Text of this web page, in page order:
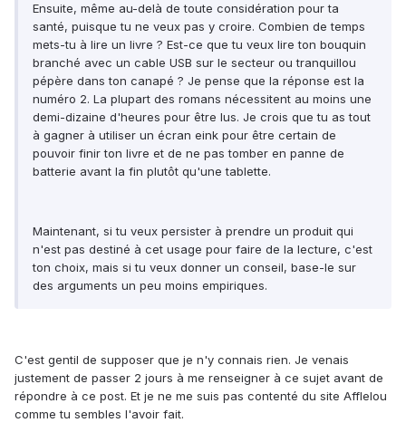
Ensuite, même au-delà de toute considération pour ta
santé, puisque tu ne veux pas y croire. Combien de temps
mets-tu à lire un livre ? Est-ce que tu veux lire ton bouquin
branché avec un cable USB sur le secteur ou tranquillou
pépère dans ton canapé ? Je pense que la réponse est la
numéro 2. La plupart des romans nécessitent au moins une
demi-dizaine d'heures pour être lus. Je crois que tu as tout
à gagner à utiliser un écran eink pour être certain de
pouvoir finir ton livre et de ne pas tomber en panne de
batterie avant la fin plutôt qu'une tablette.
Maintenant, si tu veux persister à prendre un produit qui
n'est pas destiné à cet usage pour faire de la lecture, c'est
ton choix, mais si tu veux donner un conseil, base-le sur
des arguments un peu moins empiriques.
C'est gentil de supposer que je n'y connais rien. Je venais
justement de passer 2 jours à me renseigner à ce sujet avant de
répondre à ce post. Et je ne me suis pas contenté du site Afflelou
comme tu sembles l'avoir fait.